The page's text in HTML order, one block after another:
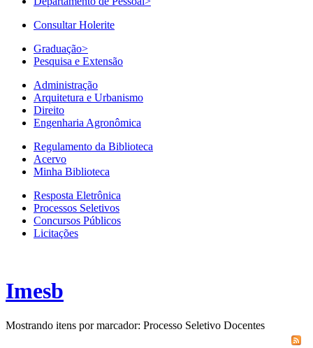
Consultar Holerite
Graduação>
Pesquisa e Extensão
Administração
Arquitetura e Urbanismo
Direito
Engenharia Agronômica
Regulamento da Biblioteca
Acervo
Minha Biblioteca
Resposta Eletrônica
Processos Seletivos
Concursos Públicos
Licitações
Imesb
Mostrando itens por marcador: Processo Seletivo Docentes